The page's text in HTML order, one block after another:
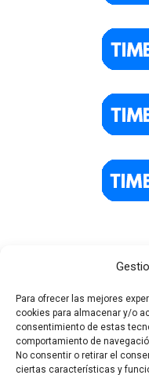
Para ofrecer las mejores
cookies para almacenar y/o
consentimiento de estas
comportamiento de
No consentir o retirar el
ciertas características y
Todos los derechos ©